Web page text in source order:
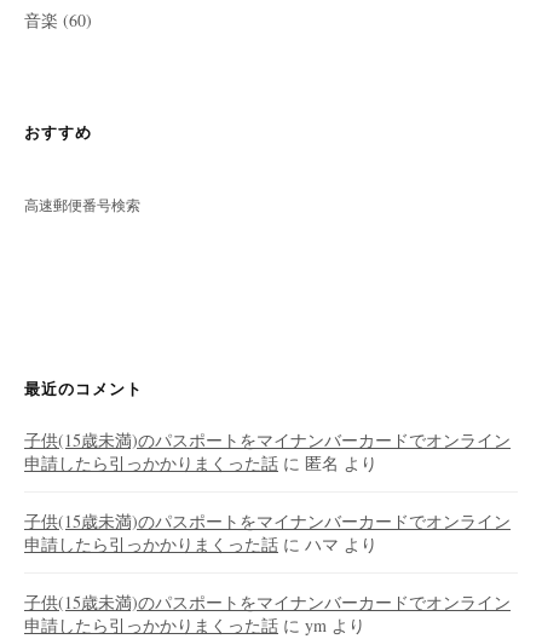
音楽 (60)
おすすめ
高速郵便番号検索
最近のコメント
子供(15歳未満)のパスポートをマイナンバーカードでオンライン
申請したら引っかかりまくった話 に 匿名 より
子供(15歳未満)のパスポートをマイナンバーカードでオンライン
申請したら引っかかりまくった話 に ハマ より
子供(15歳未満)のパスポートをマイナンバーカードでオンライン
申請したら引っかかりまくった話 に ym より